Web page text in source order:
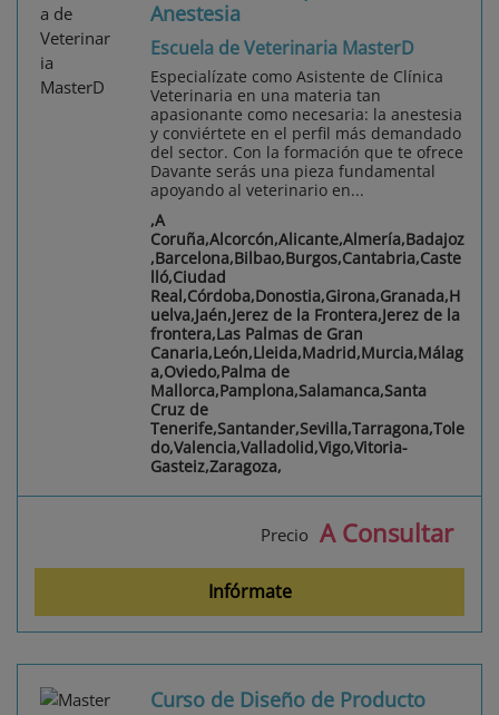
Anestesia
Escuela de Veterinaria MasterD
Especialízate como Asistente de Clínica
Veterinaria en una materia tan
apasionante como necesaria: la anestesia
y conviértete en el perfil más demandado
del sector. Con la formación que te ofrece
Davante serás una pieza fundamental
apoyando al veterinario en...
,A
Coruña,Alcorcón,Alicante,Almería,Badajoz
,Barcelona,Bilbao,Burgos,Cantabria,Caste
lló,Ciudad
Real,Córdoba,Donostia,Girona,Granada,H
uelva,Jaén,Jerez de la Frontera,Jerez de la
frontera,Las Palmas de Gran
Canaria,León,Lleida,Madrid,Murcia,Málag
a,Oviedo,Palma de
Mallorca,Pamplona,Salamanca,Santa
Cruz de
Tenerife,Santander,Sevilla,Tarragona,Tole
do,Valencia,Valladolid,Vigo,Vitoria-
Gasteiz,Zaragoza,
Precio A Consultar
Infórmate
Curso de Diseño de Producto